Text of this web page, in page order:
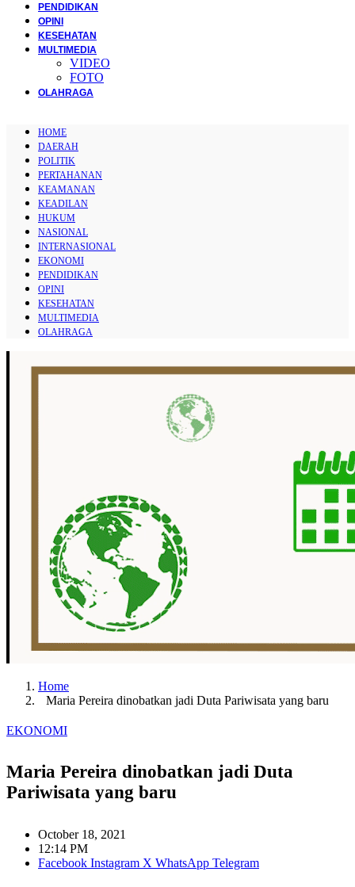
PENDIDIKAN
OPINI
KESEHATAN
MULTIMEDIA
VIDEO
FOTO
OLAHRAGA
HOME
DAERAH
POLITIK
PERTAHANAN
KEAMANAN
KEADILAN
HUKUM
NASIONAL
INTERNASIONAL
EKONOMI
PENDIDIKAN
OPINI
KESEHATAN
MULTIMEDIA
OLAHRAGA
Home
Maria Pereira dinobatkan jadi Duta Pariwisata yang baru
EKONOMI
Maria Pereira dinobatkan jadi Duta
Pariwisata yang baru
October 18, 2021
12:14 PM
Facebook Instagram X WhatsApp Telegram